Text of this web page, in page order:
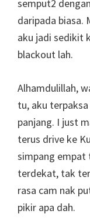
semput2
daripada biasa.
aku jadi sedikit
blackout lah.
Alhamdulillah,
tu, aku
panjang. I just
terus drive ke
simpang empat
terdekat, tak
rasa cam nak
pikir apa dah.